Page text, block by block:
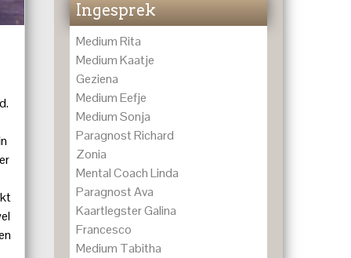
Ingesprek
Medium Rita
Medium Kaatje
Geziena
Medium Eefje
Medium Sonja
Paragnost Richard
Zonia
Mental Coach Linda
Paragnost Ava
Kaartlegster Galina
Francesco
Medium Tabitha